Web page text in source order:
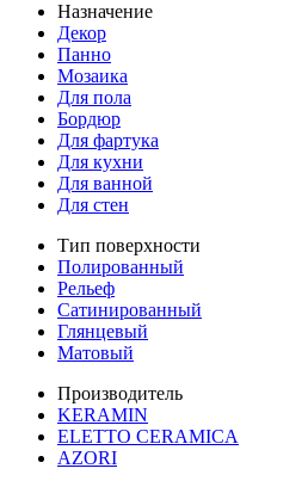
Назначение
Декор
Панно
Мозаика
Для пола
Бордюр
Для фартука
Для кухни
Для ванной
Для стен
Тип поверхности
Полированный
Рельеф
Сатинированный
Глянцевый
Матовый
Производитель
KERAMIN
ELETTO CERAMICA
AZORI